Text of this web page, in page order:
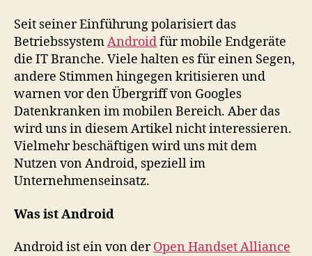
Android
im
Unternehmenseinsatz
Seit seiner Einführung polarisiert das
BetriebssystemAndroidfür mobile Endgeräte
die IT Branche. Viele halten es für einen Segen,
andere Stimmen hingegen kritisieren und
warnen vor den Übergriff von Googles
Datenkranken im mobilen Bereich. Aber das
wird uns in diesem Artikel nicht interessieren.
Vielmehr beschäftigen wird uns mit dem
Nutzen von Android, speziell im
Unternehmenseinsatz.
Was ist Android
Android ist ein von derOpen Handset Alliance